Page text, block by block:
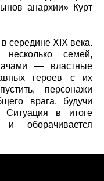
анархии» Курт
середине XIX века.
семей,
— властные
героев с их
персонажи
врага, будучи
Ситуация в итоге
оборачивается